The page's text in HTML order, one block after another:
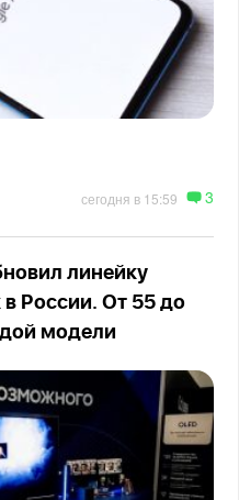
сегодня в 15:59 3
линейку
в России. От 55 до
модели